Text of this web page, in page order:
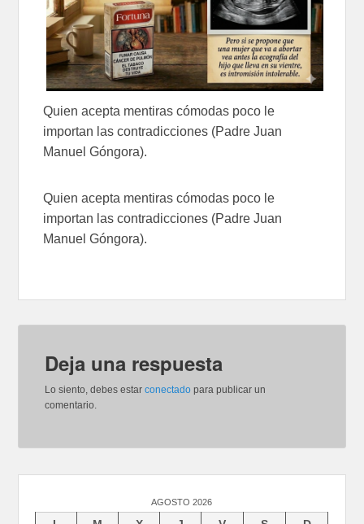
Quien acepta mentiras cómodas poco le
importan las contradicciones (Padre Juan
Manuel Góngora).
Quien acepta mentiras cómodas poco le
importan las contradicciones (Padre Juan
Manuel Góngora).
Deja una respuesta
Lo siento, debes estarconectado para publicar un
comentario.
AGOSTO 2026